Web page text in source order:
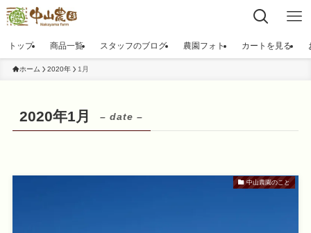
トップ 商品一覧 スタッフのブログ 農園フォト カートを見る
ホーム 2020年 1月
2020年1月 – date –
中山農園のこと